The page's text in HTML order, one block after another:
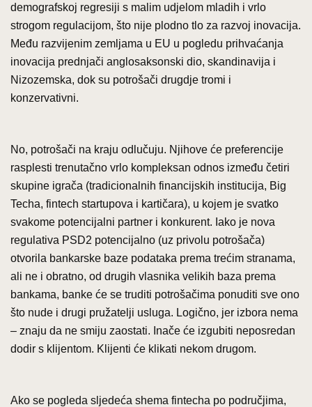
demografskoj regresiji s malim udjelom mladih i vrlo
strogom regulacijom, što nije plodno tlo za razvoj inovacija.
Među razvijenim zemljama u EU u pogledu prihvaćanja
inovacija prednjači anglosaksonski dio, skandinavija i
Nizozemska, dok su potrošači drugdje tromi i
konzervativni.
No, potrošači na kraju odlučuju. Njihove će preferencije
rasplesti trenutačno vrlo kompleksan odnos između četiri
skupine igrača (tradicionalnih financijskih institucija, Big
Techa, fintech startupova i kartičara), u kojem je svatko
svakome potencijalni partner i konkurent. Iako je nova
regulativa PSD2 potencijalno (uz privolu potrošača)
otvorila bankarske baze podataka prema trećim stranama,
ali ne i obratno, od drugih vlasnika velikih baza prema
bankama, banke će se truditi potrošačima ponuditi sve ono
što nude i drugi pružatelji usluga. Logično, jer izbora nema
– znaju da ne smiju zaostati. Inače će izgubiti neposredan
dodir s klijentom. Klijenti će klikati nekom drugom.
Ako se pogleda sljedeća shema fintecha po područjima,